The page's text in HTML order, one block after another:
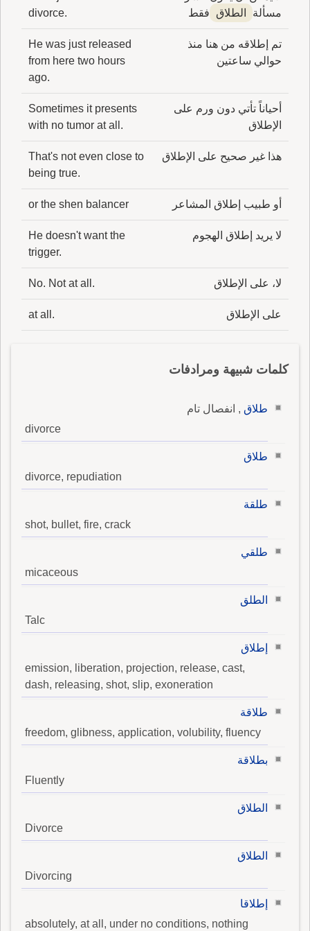
مسألة
الطلاق فقط
divorce.
تم إطلاقه من هنا منذ
حوالي ساعتين
He was just released
from here two hours
ago.
أحياناً تأتي دون ورم على
الإطلاق
Sometimes it presents
with no tumor at all.
هذا غير صحيح على الإطلاق
That's not even close to
being true.
أو طبيب إطلاق المشاعر or the shen balancer
لا يريد إطلاق الهجوم
He doesn't want the
trigger.
لا، على الإطلاق No. Not at all.
على الإطلاق at all.
كلمات شبيهة ومرادفات
طلاق , انفصال تام
divorce
طلاق
divorce, repudiation
طلقة
shot, bullet, fire, crack
طلقي
micaceous
الطلق
Talc
إطلاق
emission, liberation, projection, release, cast,
dash, releasing, shot, slip, exoneration
طلاقة
freedom, glibness, application, volubility, fluency
بطلاقة
Fluently
الطلاق
Divorce
الطلاق
Divorcing
إطلاقا
absolutely, at all, under no conditions, nothing